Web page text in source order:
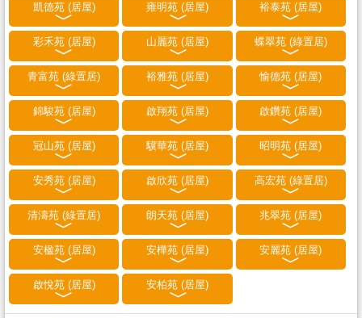
凱德苑 (居屋) 雍明苑 (居屋) 裕泰苑 (居屋)
彩禾苑 (居屋) 山麗苑 (居屋) 蝶翠苑 (綠置居)
青富苑 (綠置居) 裕雅苑 (居屋) 愉德苑 (居屋)
錦駿苑 (居屋) 啟翔苑 (居屋) 啟鑽苑 (居屋)
冠山苑 (居屋) 驥華苑 (居屋) 昭明苑 (居屋)
安秀苑 (居屋) 啟欣苑 (居屋) 高宏苑 (綠置居)
清濤苑 (綠置居) 朗天苑 (居屋) 兆翠苑 (居屋)
安楹苑 (居屋) 安樺苑 (居屋) 安麗苑 (居屋)
啟悅苑 (居屋) 安柏苑 (居屋)